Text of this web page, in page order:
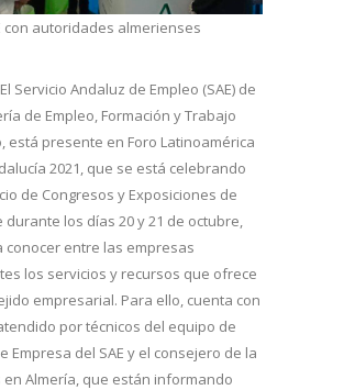
con autoridades almerienses
El Servicio Andaluz de Empleo (SAE) de
de Empleo, Formación y Trabajo
está presente en Foro Latinoamérica
2021, que se está celebrando
de Congresos y Exposiciones de
durante los días 20 y 21 de octubre,
conocer entre las empresas
los servicios y recursos que ofrece
empresarial. Para ello, cuenta con
por técnicos del equipo de
Empresa del SAE y el consejero de la
en Almería, que están informando